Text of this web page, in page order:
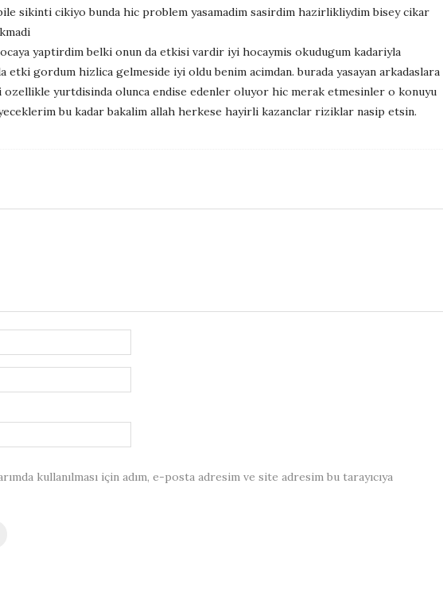
sikinti cikiyo bunda hic problem yasamadim sasirdim hazirlikliydim bisey cikar
yaptirdim belki onun da etkisi vardir iyi hocaymis okudugum kadariyla
gordum hizlica gelmeside iyi oldu benim acimdan. burada yasayan arkadaslara
ozellikle yurtdisinda olunca endise edenler oluyor hic merak etmesinler o konuyu
bu kadar bakalim allah herkese hayirli kazanclar riziklar nasip etsin.
kullanılması için adım, e-posta adresim ve site adresim bu tarayıcıya